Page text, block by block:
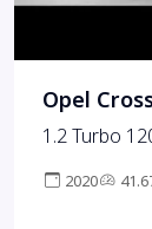
Opel
1.2 Turbo
2020